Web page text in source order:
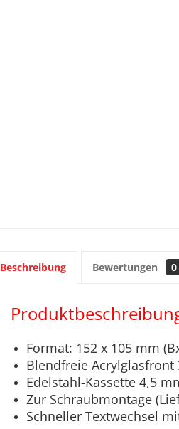
Beschreibung Bewertungen 0
Format: 152 x 105 mm
Blendfreie Acrylglasfront
Edelstahl-Kassette 4,5
Zur Schraubmontage
Schneller Textwechsel